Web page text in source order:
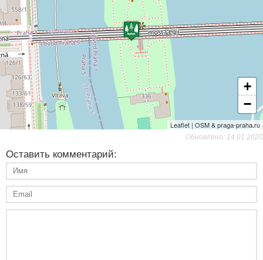
+
−
Leaflet | OSM & praga-praha.ru
Обновлено: 14.01.2020
Оставить комментарий: